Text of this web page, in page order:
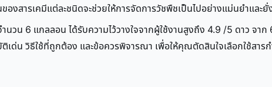
งสารเคมีแต่ละชนิดจะช่วยให้การจัดการวัชพืชเป็นไปอย่างแม่นยำและ
น 6 แกลลอน ได้รับความไว้วางใจจากผู้ใช้งานสูงถึง 4.9 /5 ดาว จาก
ด่น วิธีใช้ที่ถูกต้อง และข้อควรพิจารณา เพื่อให้คุณตัดสินใจเลือกใช้สาร